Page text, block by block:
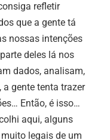
refletir
que a gente tá
nossas intenções
deles lá nos
dados, analisam,
gente tenta trazer
Então, é isso…
aqui, alguns
legais de um